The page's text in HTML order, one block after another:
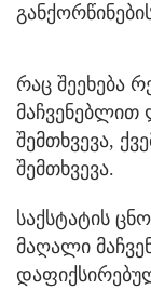
რაც შეეხება
მაჩვენებლით
შემთხვევა,
შემთხვევა.
საქსტატის
მაღალი